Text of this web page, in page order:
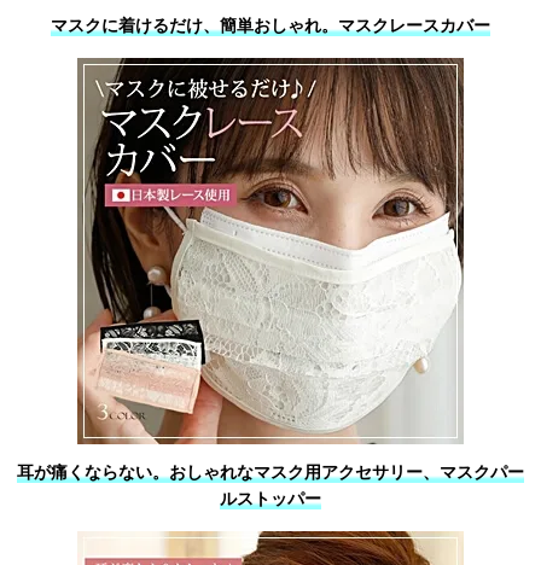
マスクに着けるだけ、簡単おしゃれ。マスクレースカバー
耳が痛くならない。おしゃれなマスク用アクセサリー、マスクパー
ルストッパー